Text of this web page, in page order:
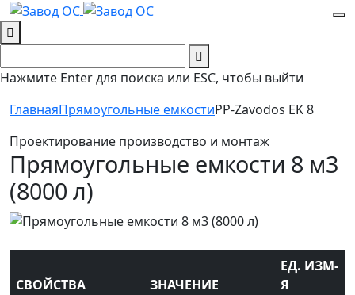
Нажмите Enter для поиска или ESC, чтобы выйти
ГлавнаяПрямоугольные емкостиPP-Zavodos EK 8
Проектирование производство и монтаж
Прямоугольные емкости 8 м3
(8000 л)
СВОЙСТВА ЗНАЧЕНИЕ
ЕД. ИЗМ-
Я